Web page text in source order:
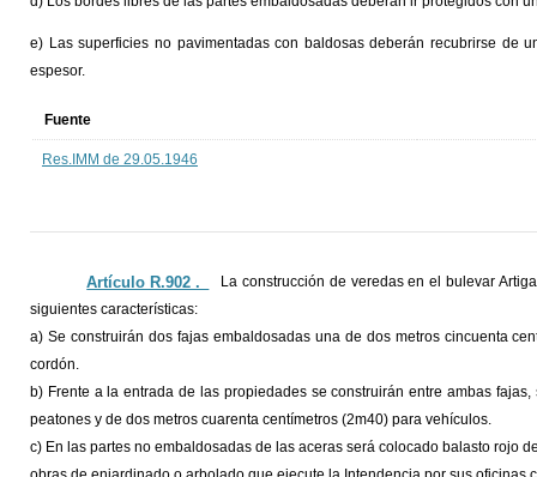
e) Las superficies no pavimentadas con baldosas deberán recubrirse de
espesor.
Fuente
Res.IMM de 29.05.1946
Artículo R.902 ._
La construcción de veredas en el bulevar
siguientes características:
a) Se construirán dos fajas embaldosadas una de dos metros cincuenta
cordón.
b) Frente a la entrada de las propiedades se construirán entre ambas
peatones y de dos metros cuarenta centímetros (2m40) para vehículos.
c) En las partes no embaldosadas de las aceras será colocado balasto rojo